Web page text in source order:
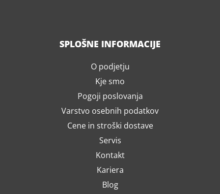
SPLOŠNE INFORMACIJE
O podjetju
Kje smo
Pogoji poslovanja
Varstvo osebnih podatkov
Cene in stroški dostave
Servis
Kontakt
Kariera
Blog